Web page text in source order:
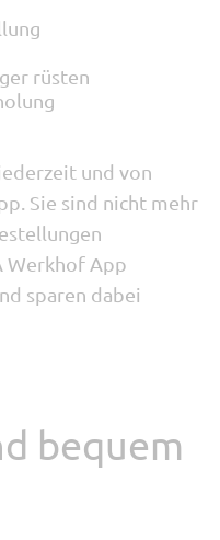
rüsten
und von
Sie sind nicht mehr
Werkhof App
sparen dabei
bequem